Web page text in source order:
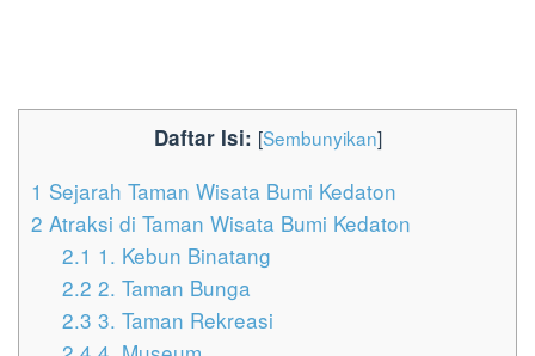
Daftar Isi: [Sembunyikan]
1 Sejarah Taman Wisata Bumi Kedaton
2 Atraksi di Taman Wisata Bumi Kedaton
2.1 1. Kebun Binatang
2.2 2. Taman Bunga
2.3 3. Taman Rekreasi